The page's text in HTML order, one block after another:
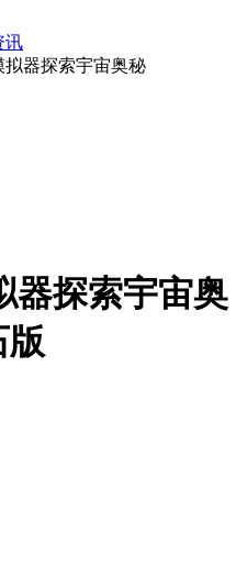
讯
拟器探索宇宙奥秘
器探索宇宙奥
版